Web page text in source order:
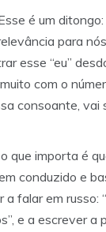
é um
para
esse “eu”
com o
consoante, vai
que importa é
conduzido e
falar em russo:
e a escrever a